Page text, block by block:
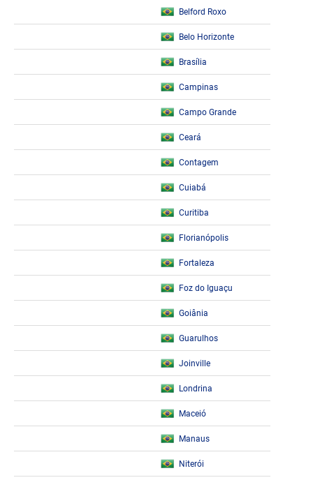
Belford Roxo
Belo Horizonte
Brasília
Campinas
Campo Grande
Ceará
Contagem
Cuiabá
Curitiba
Florianópolis
Fortaleza
Foz do Iguaçu
Goiânia
Guarulhos
Joinville
Londrina
Maceió
Manaus
Niterói